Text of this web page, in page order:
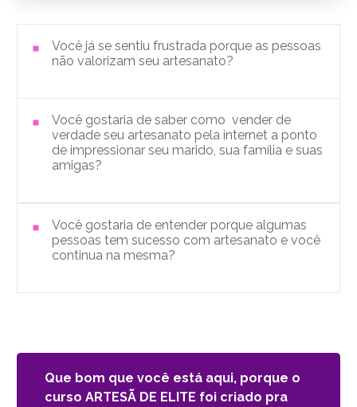
Você já se sentiu frustrada porque as pessoas
não valorizam seu artesanato?
Você gostaria de saber como vender de
verdade seu artesanato pela internet a ponto
de impressionar seu marido, sua família e suas
amigas?
Você gostaria de entender porque algumas
pessoas tem sucesso com artesanato e você
continua na mesma?
Que bom que você está aqui, porque o
curso ARTESÃ DE ELITE foi criado pra